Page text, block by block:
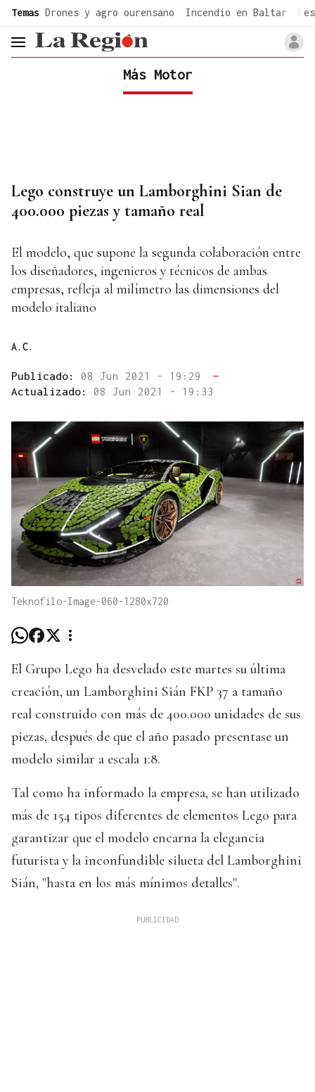
Temas Drones y agro ourensano Incendio en Baltar
header.menu.open
Más Motor
Lego construye un Lamborghini Sian de
400.000 piezas y tamaño real
El modelo, que supone la segunda colaboración entre
los diseñadores, ingenieros y técnicos de ambas
empresas, refleja al milímetro las dimensiones del
modelo italiano
A.C.
Publicado: 08 Jun 2021 - 19:29
—
Actualizado: 08 Jun 2021 - 19:33
Teknofilo-Image-060-1280x720
El Grupo Lego ha desvelado este martes su última
creación, un Lamborghini Sián FKP 37 a tamaño
real construido con más de 400.000 unidades de sus
piezas, después de que el año pasado presentase un
modelo similar a escala 1:8.
Tal como ha informado la empresa, se han utilizado
más de 154 tipos diferentes de elementos Lego para
garantizar que el modelo encarna la elegancia
futurista y la inconfundible silueta del Lamborghini
Sián, "hasta en los más mínimos detalles".